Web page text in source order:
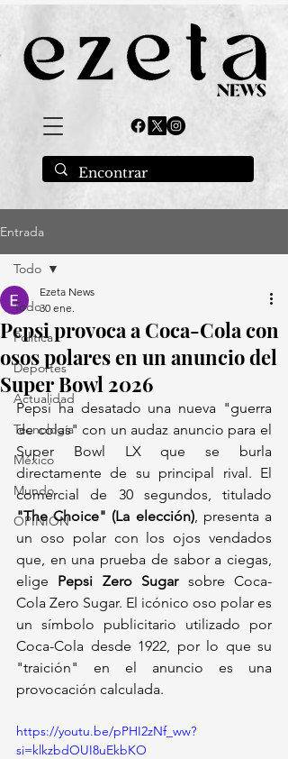
Entrada
Todo
Política
Deportes
Actualidad
Tecnología
México
Mundo
OPINIÓN
Todo
Pepsi provoca a Coca-Cola con
osos polares en un anuncio del
Super Bowl 2026
Ezeta News
30 ene.
Pepsi ha desatado una nueva "guerra
de colas" con un audaz anuncio para el
Super Bowl LX que se burla
directamente de su principal rival. El
"The Choice" (La elección), presenta a
un oso polar con los ojos vendados
que, en una prueba de sabor a ciegas,
elige Pepsi Zero Sugar sobre Coca-
Cola Zero Sugar. El icónico oso polar es
un símbolo publicitario utilizado por
Coca-Cola desde 1922, por lo que su
"traición" en el anuncio es una
provocación calculada.
https://youtu.be/pPHI2zNf_ww?
si=klkzbdOUI8uEkbKO